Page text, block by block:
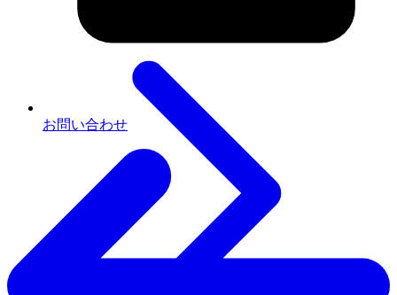
お問い合わせ